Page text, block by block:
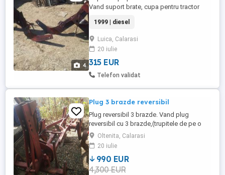
4
Vand suport brate, cupa pentru tractor
de international, este in perfecta stare se
poate monta foarte repede pe tractor,
mentionez ca eu l- am avut pe un
international, ulterior tractorul l- am vandut
fara suport. pret ...
1999 | diesel
Luica, Calarasi
20 iulie
315 EUR
Telefon validat
Plug 3 brazde reversibil
Plug reversibil 3 brazde. Vand plug
reversibil cu 3 brazde,(trupitele de pe o
parte ii lipsesc). Pentru cei care au timp si
se pricep pot gasi si cele 3 trupite lipsă.
Plugul este lung intre trupite,inalt,se poate
ara fara probleme cu el pe terenurile cu
iarba sau resturi de la diferite culturi.
Oltenita, Calarasi
20 iulie
990 EUR
4,300 EUR